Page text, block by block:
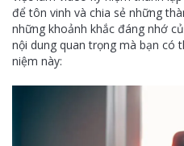
để tôn vinh và chia sẻ những
những khoảnh khắc đáng nhớ
nội dung quan trọng mà bạn có
niệm này: